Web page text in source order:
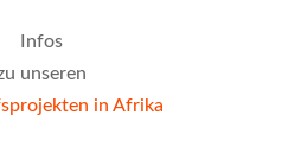
Infos
unseren
in Afrika